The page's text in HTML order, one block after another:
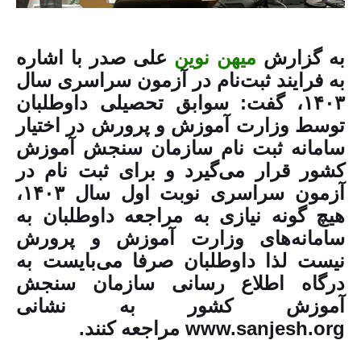
به گزارش میهن نوین علی صدر با اشاره
به فرایند ثبت‌نام در آزمون سراسری سال
۱۴۰۳، گفت: سوابق تحصیلی داوطلبان
توسط وزارت آموزش و پرورش در اختیار
سامانه ثبت نام سازمان سنجش آموزش
کشور قرار می‌گیرد و برای ثبت نام در
آزمون سراسری نوبت اول سال ۱۴۰۳،
هیچ گونه نیازی به مراجعه داوطلبان به
سامانه‌های وزارت آموزش و پرورش
نیست لذا داوطلبان صرفا می‌بایست به
درگاه اطلاع رسانی سازمان سنجش
آموزش کشور به نشانی
www.sanjesh.org مراجعه کنند.